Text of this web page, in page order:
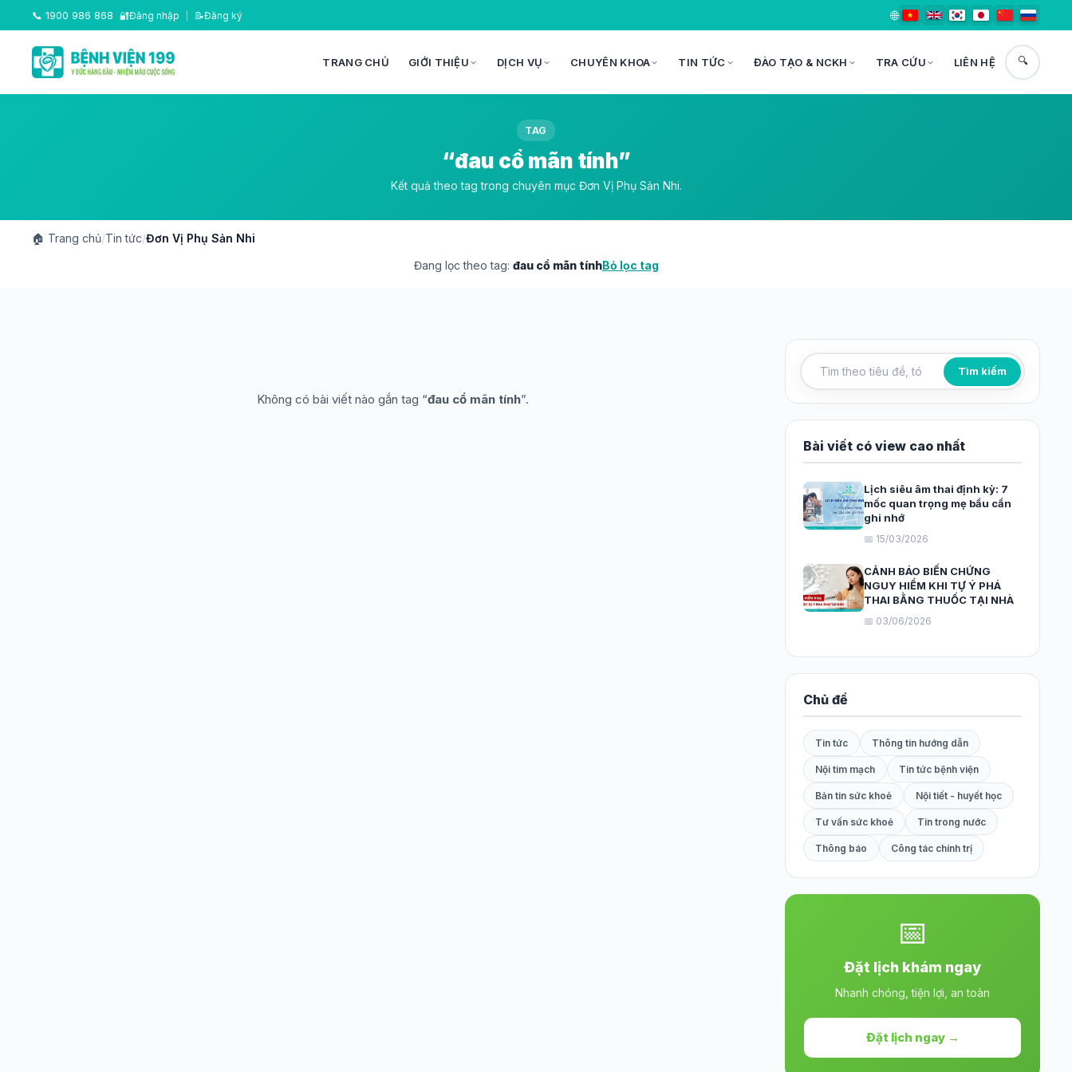
📞 1900 986 868 🔐Đăng nhập 📝Đăng ký 🌐
TRANG CHỦ GIỚI THIỆU DỊCH VỤ CHUYÊN KHOA TIN TỨC ĐÀO TẠO & NCKH TRA CỨU LIÊN HỆ 🔍
TAG
“đau cổ mãn tính”
Kết quả theo tag trong chuyên mục Đơn Vị Phụ Sản Nhi.
🏠 Trang chủ/Tin tức/Đơn Vị Phụ Sản Nhi
Đang lọc theo tag: đau cổ mãn tínhBỏ lọc tag
Không có bài viết nào gắn tag “đau cổ mãn tính”.
Tìm kiếm bài viết
Tìm kiếm
Bài viết có view cao nhất
Lịch siêu âm thai định kỳ: 7
mốc quan trọng mẹ bầu cần
ghi nhớ
📅 15/03/2026
CẢNH BÁO BIẾN CHỨNG
NGUY HIỂM KHI TỰ Ý PHÁ
THAI BẰNG THUỐC TẠI NHÀ
📅 03/06/2026
Chủ đề
Tin tức Thông tin hướng dẫn
Nội tim mạch Tin tức bệnh viện
Bản tin sức khoẻ Nội tiết - huyết học
Tư vấn sức khoẻ Tin trong nước
Thông báo Công tác chính trị
📅
Đặt lịch khám ngay
Nhanh chóng, tiện lợi, an toàn
Đặt lịch ngay →